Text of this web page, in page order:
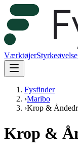
Værktøjer
Fysfinder
›Maribo
›Krop &
Krop &